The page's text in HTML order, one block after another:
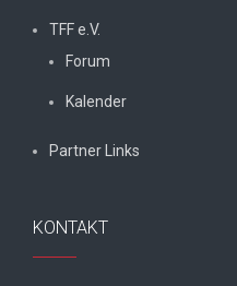
TFF e.V.
Forum
Kalender
Partner Links
KONTAKT